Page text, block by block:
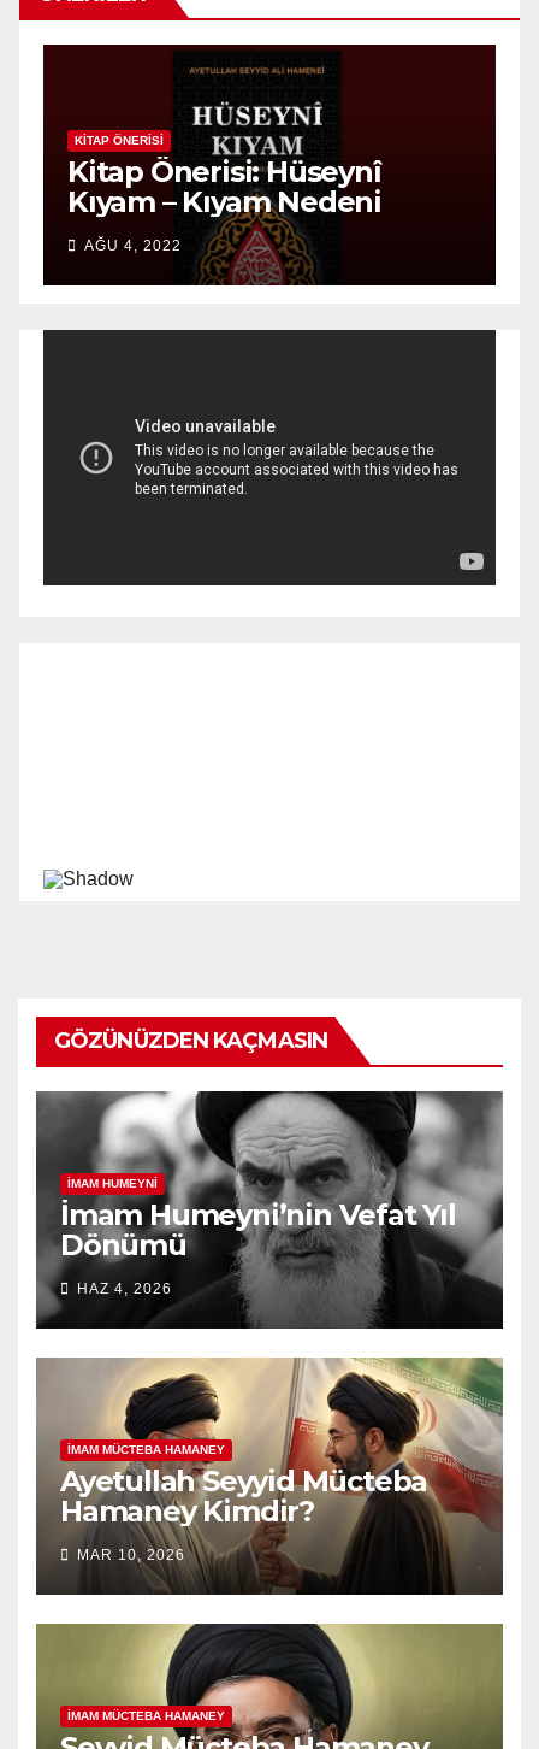
KITAP ÖNERISI
Kitap Önerisi: Hüseynî
Kıyam – Kıyam Nedeni
AĞU 4, 2022
GÖZÜNÜZDEN KAÇMASIN
İMAM HUMEYNI
İmam Humeyni’nin Vefat Yıl
Dönümü
HAZ 4, 2026
İMAM MÜCTEBA HAMANEY
Ayetullah Seyyid Mücteba
Hamaney Kimdir?
MAR 10, 2026
İMAM MÜCTEBA HAMANEY